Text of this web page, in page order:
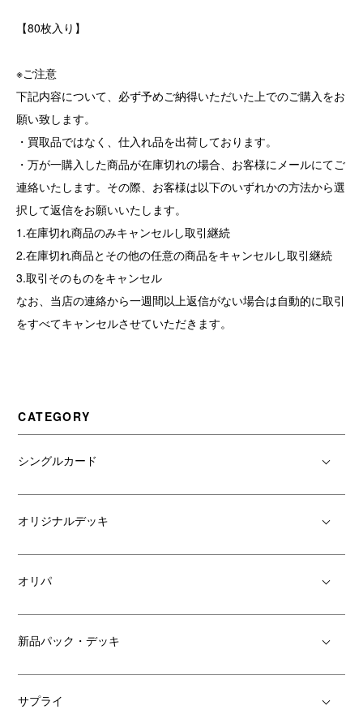
【80枚入り】
※ご注意
下記内容について、必ず予めご納得いただいた上でのご購入をお
願い致します。
・買取品ではなく、仕入れ品を出荷しております。
・万が一購入した商品が在庫切れの場合、お客様にメールにてご
連絡いたします。その際、お客様は以下のいずれかの方法から選
択して返信をお願いいたします。
1.在庫切れ商品のみキャンセルし取引継続
2.在庫切れ商品とその他の任意の商品をキャンセルし取引継続
3.取引そのものをキャンセル
なお、当店の連絡から一週間以上返信がない場合は自動的に取引
をすべてキャンセルさせていただきます。
CATEGORY
シングルカード
オリジナルデッキ
オリパ
新品パック・デッキ
サプライ